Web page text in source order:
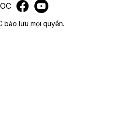
bảo lưu mọi quyền.